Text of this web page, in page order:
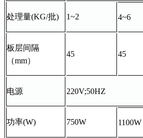
处理量(KG/批) 1~2 4~6
板层间隔
（mm）
45 45
电源 220V;50HZ
功率(W) 750W 1100W